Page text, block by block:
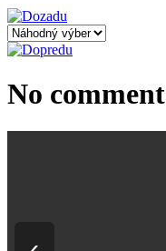
No comment